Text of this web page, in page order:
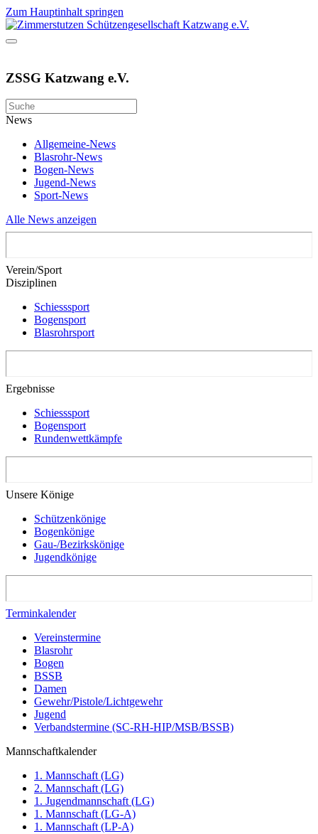
Zum Hauptinhalt springen
ZSSG Katzwang e.V.
News
Allgemeine-News
Blasrohr-News
Bogen-News
Jugend-News
Sport-News
Alle News anzeigen
Verein/Sport
Disziplinen
Schiesssport
Bogensport
Blasrohrsport
Ergebnisse
Schiesssport
Bogensport
Rundenwettkämpfe
Unsere Könige
Schützenkönige
Bogenkönige
Gau-/Bezirkskönige
Jugendkönige
Terminkalender
Vereinstermine
Blasrohr
Bogen
BSSB
Damen
Gewehr/Pistole/Lichtgewehr
Jugend
Verbandstermine (SC-RH-HIP/MSB/BSSB)
Mannschaftkalender
1. Mannschaft (LG)
2. Mannschaft (LG)
1. Jugendmannschaft (LG)
1. Mannschaft (LG-A)
1. Mannschaft (LP-A)